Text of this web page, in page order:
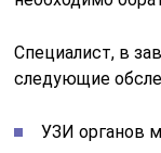
Специалист, в
следующие
УЗИ органов